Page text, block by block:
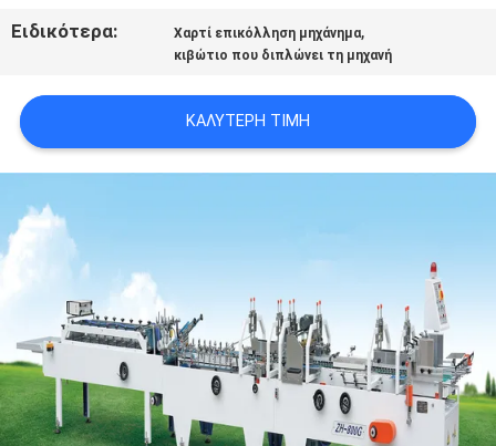
ΖΗΤΉΣΤΕ
ΑΠΌΣΠΑΣΜΑ
SITEMAP
PRIVACY
POLICY
Ειδικότερα: Χαρτί επικόλληση μηχάνημα,
κιβώτιο που διπλώνει τη μηχανή
ΚΑΛΎΤΕΡΗ ΤΙΜΉ